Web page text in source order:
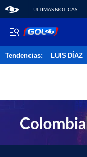
ÚLTIMAS NOTICAS
Tendencias: LUIS DÍAZ